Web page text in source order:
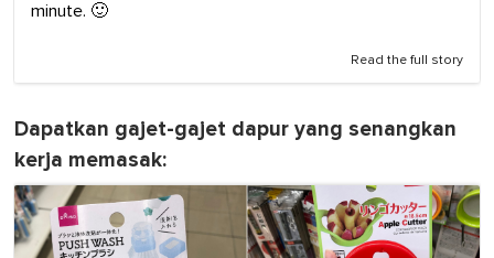
minute. 🙂
Read the full story
Dapatkan gajet-gajet dapur yang senangkan
kerja memasak: